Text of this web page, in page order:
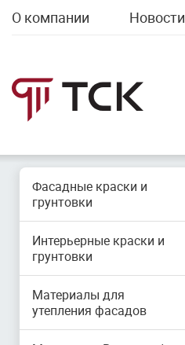
О компании Новости
Фасадные краски и
грунтовки
Интерьерные краски и
грунтовки
Материалы для
утепления фасадов